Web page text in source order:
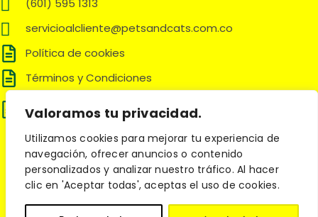
Valoramos tu privacidad.
Utilizamos cookies para mejorar tu experiencia de
navegación, ofrecer anuncios o contenido
personalizados y analizar nuestro tráfico. Al hacer
clic en 'Aceptar todas', aceptas el uso de cookies.
(601) 595 1313
servicioalcliente@petsandcats.com.co
Política de cookies
Términos y Condiciones
personales
Síguenos en:
© 2025 Pets and Cats. Todos los derechos reservados.